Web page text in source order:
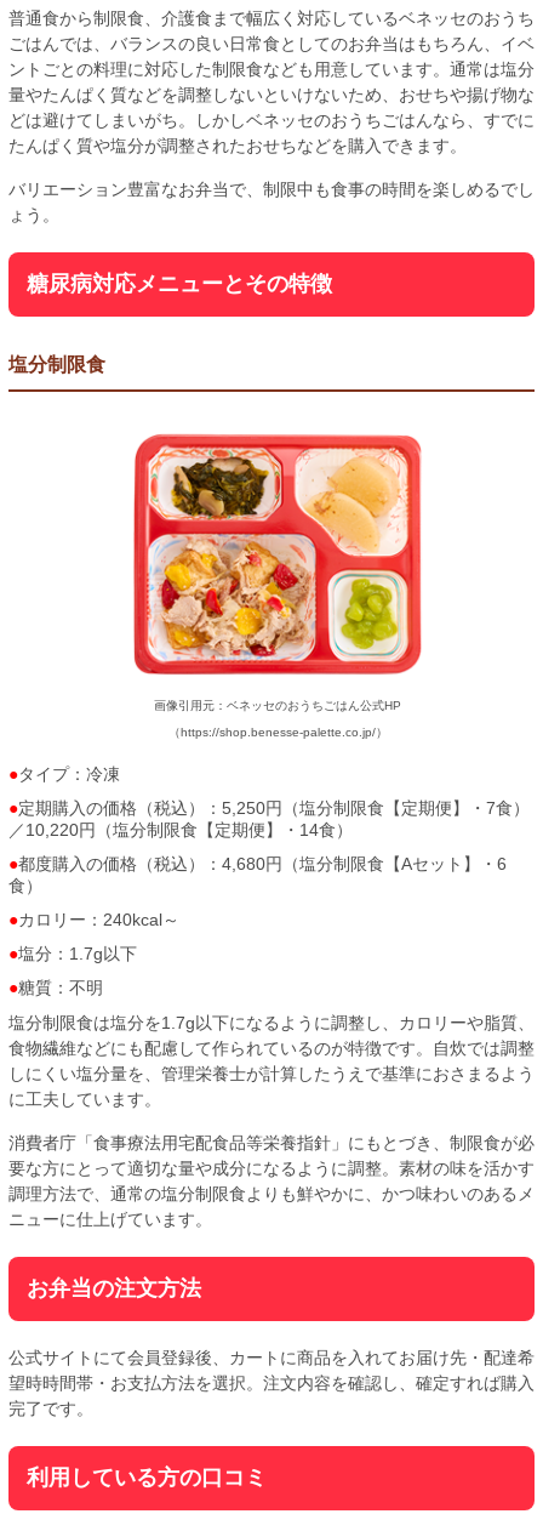
普通食から制限食、介護食まで幅広く対応しているベネッセのおうち
ごはんでは、バランスの良い日常食としてのお弁当はもちろん、イベ
ントごとの料理に対応した制限食なども用意しています。通常は塩分
量やたんぱく質などを調整しないといけないため、おせちや揚げ物な
どは避けてしまいがち。しかしベネッセのおうちごはんなら、すでに
たんぱく質や塩分が調整されたおせちなどを購入できます。
バリエーション豊富なお弁当で、制限中も食事の時間を楽しめるでし
ょう。
糖尿病対応メニューとその特徴
塩分制限食
画像引用元：ベネッセのおうちごはん公式HP
（https://shop.benesse-palette.co.jp/）
タイプ：冷凍
定期購入の価格（税込）：5,250円（塩分制限食【定期便】・7食）
／10,220円（塩分制限食【定期便】・14食）
都度購入の価格（税込）：4,680円（塩分制限食【Aセット】・6
食）
カロリー：240kcal～
塩分：1.7g以下
糖質：不明
塩分制限食は塩分を1.7g以下になるように調整し、カロリーや脂質、
食物繊維などにも配慮して作られているのが特徴です。自炊では調整
しにくい塩分量を、管理栄養士が計算したうえで基準におさまるよう
に工夫しています。
消費者庁「食事療法用宅配食品等栄養指針」にもとづき、制限食が必
要な方にとって適切な量や成分になるように調整。素材の味を活かす
調理方法で、通常の塩分制限食よりも鮮やかに、かつ味わいのあるメ
ニューに仕上げています。
お弁当の注文方法
公式サイトにて会員登録後、カートに商品を入れてお届け先・配達希
望時時間帯・お支払方法を選択。注文内容を確認し、確定すれば購入
完了です。
利用している方の口コミ